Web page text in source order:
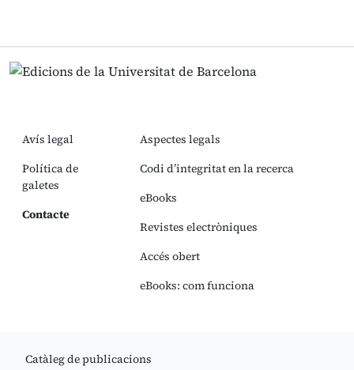
Avís legal
Política de
galetes
Contacte
Aspectes legals
Codi d’integritat en la recerca
eBooks
Revistes electròniques
Accés obert
eBooks: com funciona
Catàleg de publicacions